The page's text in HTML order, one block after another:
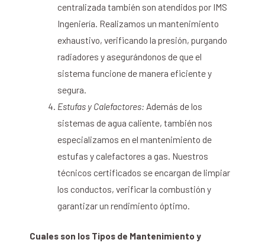
centralizada también son atendidos por IMS
Ingeniería. Realizamos un mantenimiento
exhaustivo, verificando la presión, purgando
radiadores y asegurándonos de que el
sistema funcione de manera eficiente y
segura.
Estufas y Calefactores: Además de los
sistemas de agua caliente, también nos
especializamos en el mantenimiento de
estufas y calefactores a gas. Nuestros
técnicos certificados se encargan de limpiar
los conductos, verificar la combustión y
garantizar un rendimiento óptimo.
Cuales son los Tipos de Mantenimiento y